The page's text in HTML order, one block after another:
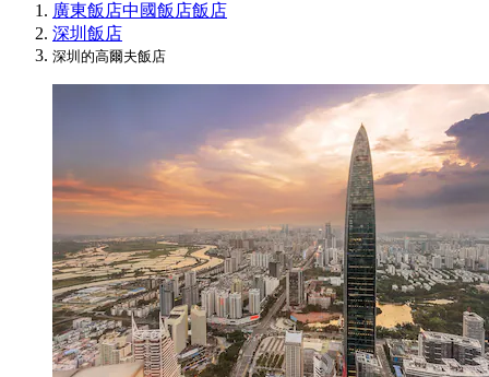
廣東飯店中國飯店飯店
深圳飯店
深圳的高爾夫飯店